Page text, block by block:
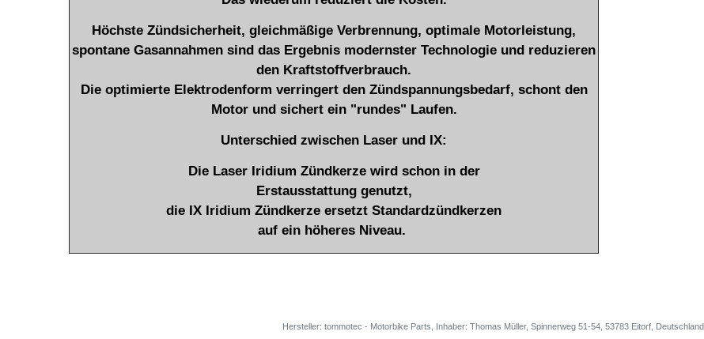
Höchste Zündsicherheit, gleichmäßige Verbrennung, optimale Motorleistung,
spontane Gasannahmen sind das Ergebnis modernster Technologie und reduzieren
den Kraftstoffverbrauch.
Die optimierte Elektrodenform verringert den Zündspannungsbedarf, schont den
Motor und sichert ein "rundes" Laufen.
Unterschied zwischen Laser und IX:
Die Laser Iridium Zündkerze wird schon in der
Erstausstattung genutzt,
die IX Iridium Zündkerze ersetzt Standardzündkerzen
auf ein höheres Niveau.
Hersteller: tommotec - Motorbike Parts, Inhaber: Thomas Müller, Spinnerweg 51-54, 53783 Eitorf,